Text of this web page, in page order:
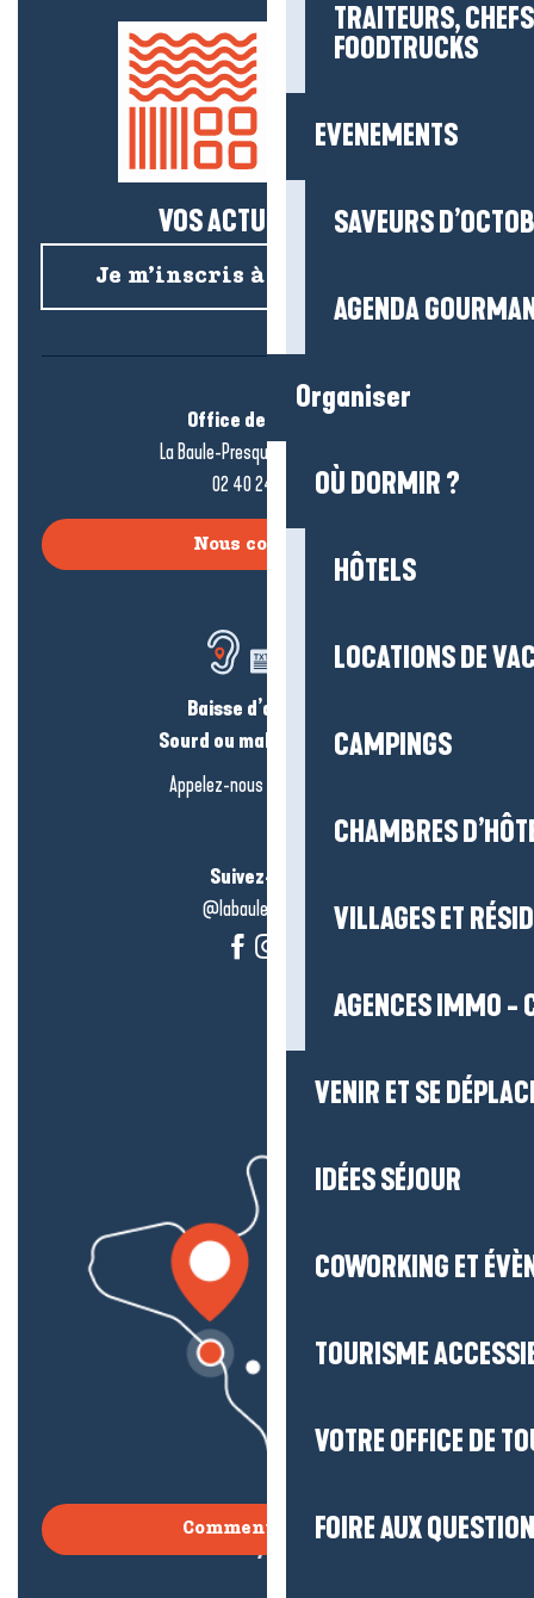
TRAITEURS,
FOODTRUCKS
EVENEMENTS
SAVEURS
AGENDA
Organiser
OÙ DORMIR ?
HÔTELS
LOCATIONS DE
CAMPINGS
CHAMBRES
VILLAGES ET
AGENCES IMMO -
VENIR ET SE
IDÉES SÉJOUR
COWORKING ET
TOURISME
VOTRE OFFICE DE
FOIRE AUX
VOS ACTUS SALÉES !
Je m’inscris à la newsletter
Office de tourisme
La Baule-Presqu’île de Guérande
02 40 24 34 44
Nous contacter
Baisse d’audition ?
Sourd ou malentendant ?
Appelez-nous en
Suivez-nous !
@labauleguérande
Comment venir ?